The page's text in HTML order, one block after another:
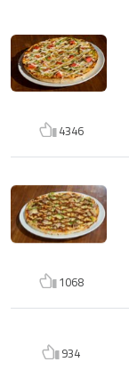
4346
1068
934